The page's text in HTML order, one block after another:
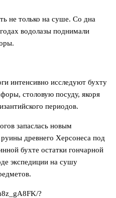
не только на суше. Со дна
водолазы поднимали
интенсивно исследуют бухту
столовую посуду, якоря
периодов.
запаслась новым
древнего Херсонеса под
бухте остатки гончарной
экспедиции на сушу
?